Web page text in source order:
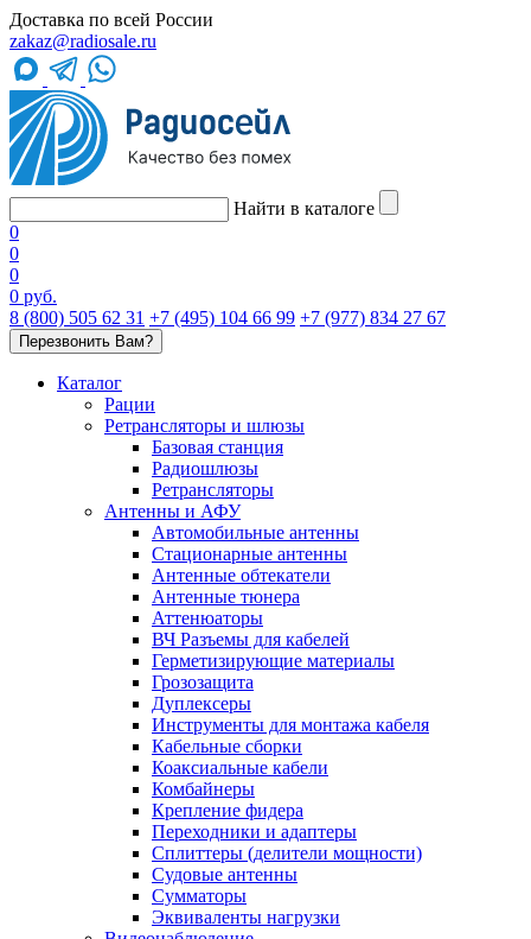
Доставка по всей России
zakaz@radiosale.ru
Найти в каталоге
0
0
0
0 руб.
8 (800) 505 62 31 +7 (495) 104 66 99 +7 (977) 834 27 67
Перезвонить Вам?
Каталог
Рации
Ретрансляторы и шлюзы
Базовая станция
Радиошлюзы
Ретрансляторы
Антенны и АФУ
Автомобильные антенны
Стационарные антенны
Антенные обтекатели
Антенные тюнера
Аттенюаторы
ВЧ Разъемы для кабелей
Герметизирующие материалы
Грозозащита
Дуплексеры
Инструменты для монтажа кабеля
Кабельные сборки
Коаксиальные кабели
Комбайнеры
Крепление фидера
Переходники и адаптеры
Сплиттеры (делители мощности)
Судовые антенны
Сумматоры
Эквиваленты нагрузки